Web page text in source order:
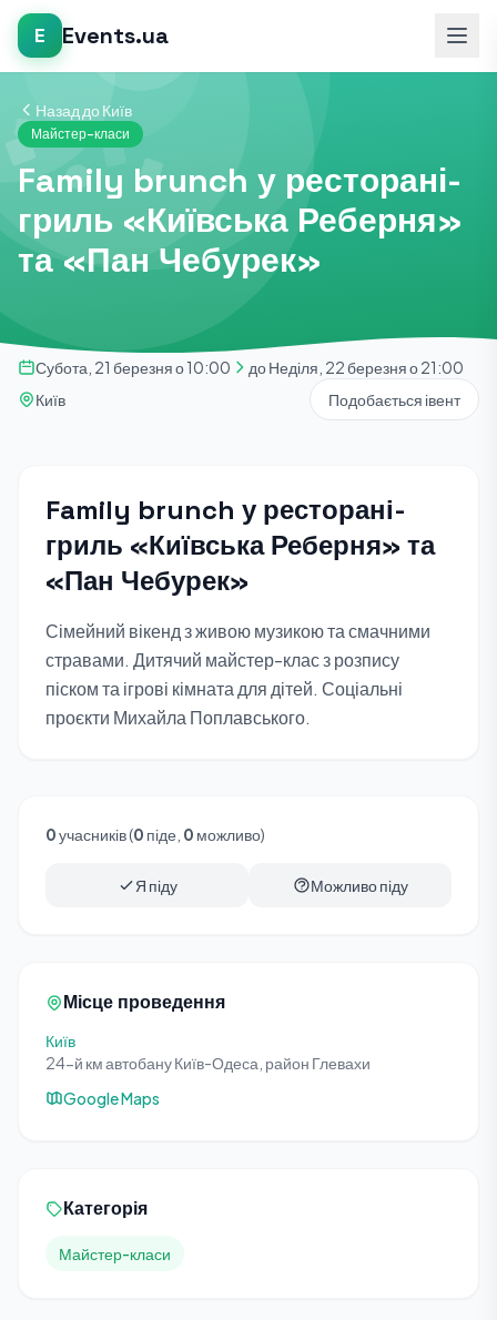
E Events.ua
Назад до Київ
Майстер-класи
Family brunch у ресторані-
гриль «Київська Реберня»
та «Пан Чебурек»
Субота, 21 березня о 10:00
до Неділя, 22 березня о 21:00
Київ
Подобається івент
Family brunch у ресторані-
гриль «Київська Реберня» та
«Пан Чебурек»
Сімейний вікенд з живою музикою та смачними
стравами. Дитячий майстер-клас з розпису
піском та ігрові кімната для дітей. Соціальні
проєкти Михайла Поплавського.
0учасників (0 піде, 0 можливо)
Я піду Можливо піду
Місце проведення
Київ
24-й км автобану Київ-Одеса, район Глевахи
Google Maps
Категорія
Майстер-класи